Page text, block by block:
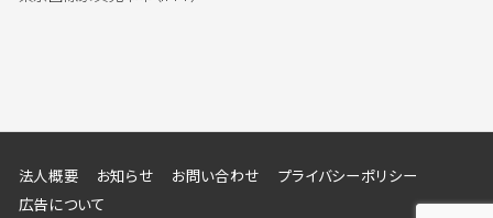
法人概要 お知らせ お問い合わせ
プライバシーポリシー
広告について